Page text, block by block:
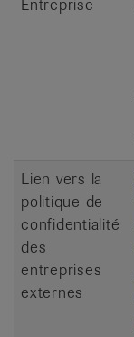
Entreprise
Lien vers la
politique de
confidentialité
des
entreprises
externes